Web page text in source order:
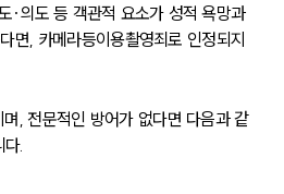
륜의 강점
오시는 길
통합검색
AI대륜
·의도 등 객관적 요소가 성적 욕망과
면, 카메라등이용촬영죄로 인정되지
, 전문적인 방어가 없다면 다음과 같
.